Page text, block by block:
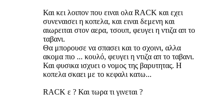
Και κει λοιπον που ειναι ολα RACK και εχει
συνεναισει η κοπελα, και ειναι δεμενη και
αιωρειται στον αερα, τσουπ, φευγει η ντιζα απ το
ταβανι.
Θα μπορουσε να σπασει και το σχοινι, αλλα
ακομα πιο ... κουλό, φευγει η ντιζα απ το ταβανι.
Και φυσικα ισχυει ο νομος της βαρυτητας. Η
κοπελα σκαει με το κεφαλι κατω...
RACK ε ? Και τωρα τι γινεται ?